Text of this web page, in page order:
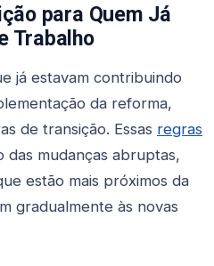
para Quem Já
Trabalho
já estavam contribuindo
da reforma,
de transição. Essas regras
das mudanças abruptas,
estão mais próximos da
gradualmente às novas